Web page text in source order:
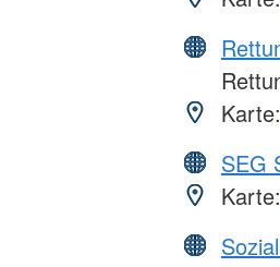
Karte:
SEG
Karte: